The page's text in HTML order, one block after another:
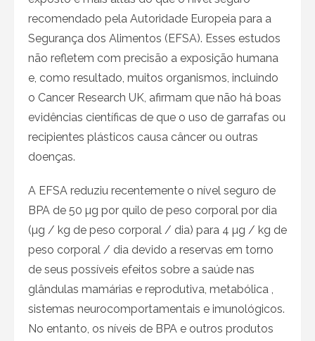
recomendado pela Autoridade Europeia para a
Segurança dos Alimentos (EFSA). Esses estudos
não refletem com precisão a exposição humana
e, como resultado, muitos organismos, incluindo
o Cancer Research UK, afirmam que não há boas
evidências científicas de que o uso de garrafas ou
recipientes plásticos causa câncer ou outras
doenças.
A EFSA reduziu recentemente o nível seguro de
BPA de 50 µg por quilo de peso corporal por dia
(µg / kg de peso corporal / dia) para 4 µg / kg de
peso corporal / dia devido a reservas em torno
de seus possíveis efeitos sobre a saúde nas
glândulas mamárias e reprodutiva, metabólica ,
sistemas neurocomportamentais e imunológicos.
No entanto, os níveis de BPA e outros produtos